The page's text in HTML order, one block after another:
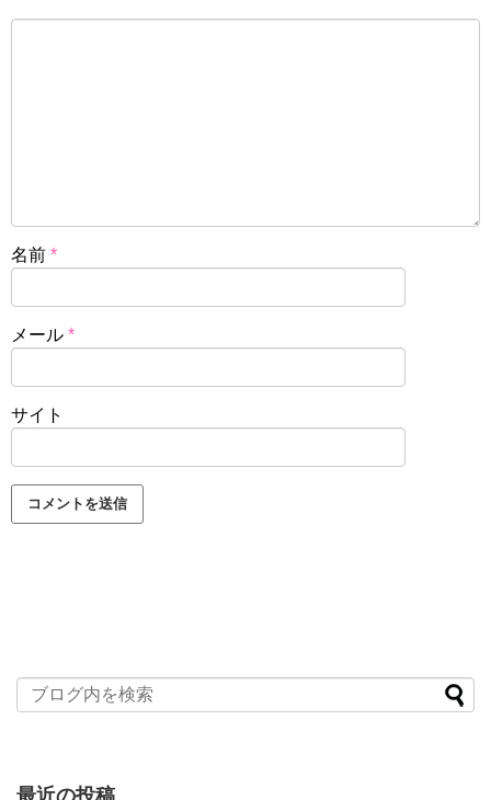
名前 *
メール *
サイト
最近の投稿